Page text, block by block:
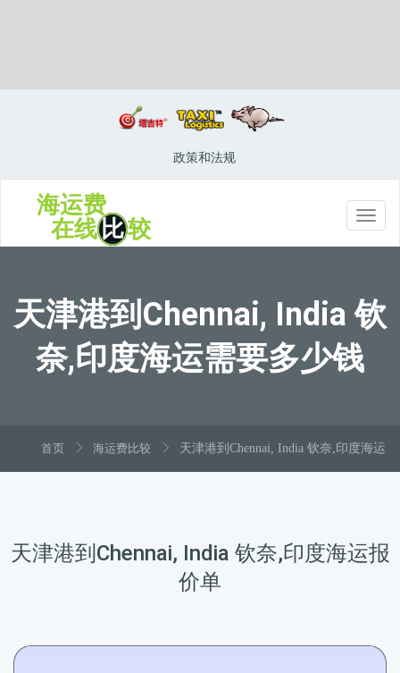
政策和法规
切
换
海运费
在线比较
天津港到Chennai, India 钦
奈,印度海运需要多少钱
首页 海运费比较 天津港到Chennai, India 钦奈,印度海运
天津港到Chennai, India 钦奈,印度海运报
价单